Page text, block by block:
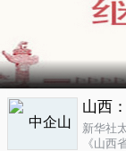
山西
新华社
《山西